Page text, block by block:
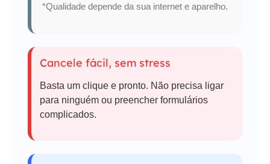
*Qualidade depende da sua internet e aparelho.
Cancele fácil, sem stress
Basta um clique e pronto. Não precisa ligar
para ninguém ou preencher formulários
complicados.